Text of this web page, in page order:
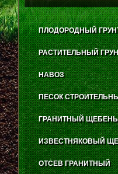
ПЛОДОРОДНЫЙ
РАСТИТЕЛЬНЫЙ
НАВОЗ
ПЕСОК
ГРАНИТНЫЙ ЩЕБЕНЬ
ИЗВЕСТНЯКОВЫЙ
ОТСЕВ ГРАНИТНЫЙ